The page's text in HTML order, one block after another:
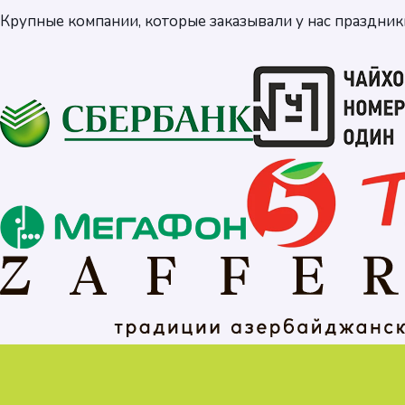
Крупные компании, которые заказывали у нас